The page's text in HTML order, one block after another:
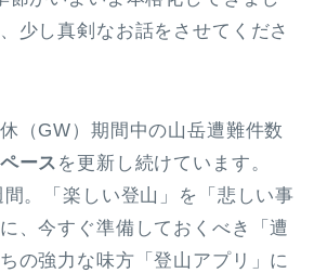
少し真剣なお話をさせてくださ
（GW）期間中の山岳遭難件数
ース を更新し続けています。
。「楽しい登山」を「悲しい事
、今すぐ準備しておくべき「遭
の強力な味方「登山アプリ」に